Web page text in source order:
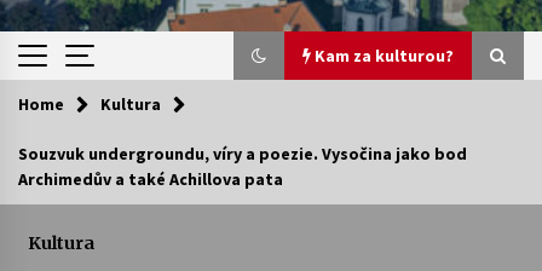
Kam za kulturou?
Kam za kulturou?
Letní koncerty ve Stromovce: Ars Camerata a
Home Kultura
Souzvuk undergroundu, víry a poezie. Vysočina jako bod
Archimedův a také Achillova pata
Kultura